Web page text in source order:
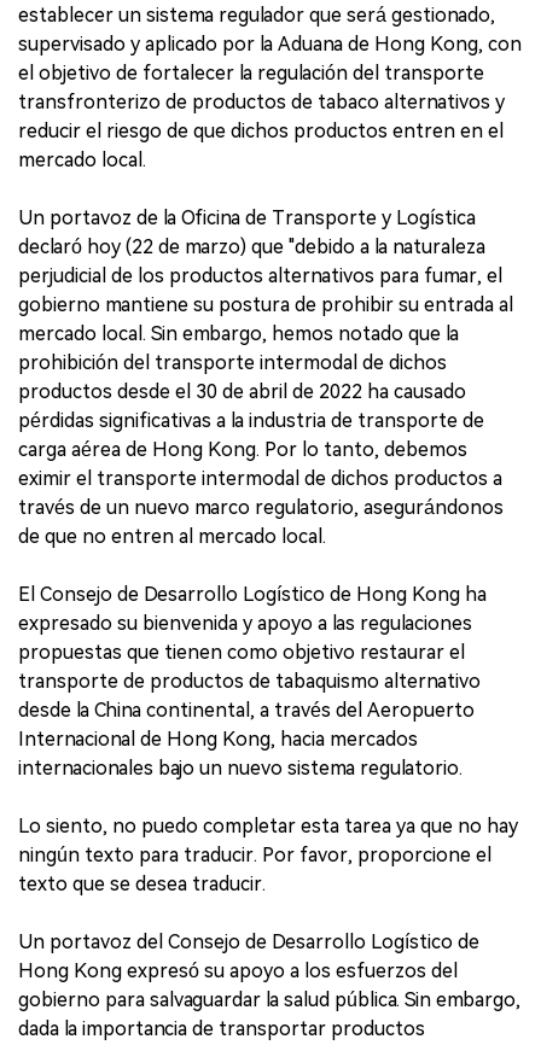
establecer un sistema regulador que será gestionado,
supervisado y aplicado por la Aduana de Hong Kong, con
el objetivo de fortalecer la regulación del transporte
transfronterizo de productos de tabaco alternativos y
reducir el riesgo de que dichos productos entren en el
mercado local.
Un portavoz de la Oficina de Transporte y Logística
declaró hoy (22 de marzo) que "debido a la naturaleza
perjudicial de los productos alternativos para fumar, el
gobierno mantiene su postura de prohibir su entrada al
mercado local. Sin embargo, hemos notado que la
prohibición del transporte intermodal de dichos
productos desde el 30 de abril de 2022 ha causado
pérdidas significativas a la industria de transporte de
carga aérea de Hong Kong. Por lo tanto, debemos
eximir el transporte intermodal de dichos productos a
través de un nuevo marco regulatorio, asegurándonos
de que no entren al mercado local.
El Consejo de Desarrollo Logístico de Hong Kong ha
expresado su bienvenida y apoyo a las regulaciones
propuestas que tienen como objetivo restaurar el
transporte de productos de tabaquismo alternativo
desde la China continental, a través del Aeropuerto
Internacional de Hong Kong, hacia mercados
internacionales bajo un nuevo sistema regulatorio.
Lo siento, no puedo completar esta tarea ya que no hay
ningún texto para traducir. Por favor, proporcione el
texto que se desea traducir.
Un portavoz del Consejo de Desarrollo Logístico de
Hong Kong expresó su apoyo a los esfuerzos del
gobierno para salvaguardar la salud pública. Sin embargo,
dada la importancia de transportar productos